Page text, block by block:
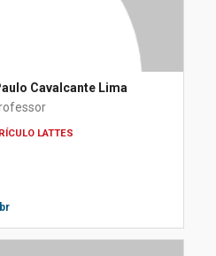
Cavalcante Lima
LATTES